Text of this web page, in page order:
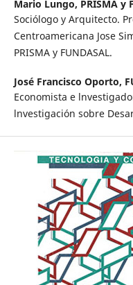
Mario Lungo, PRISMA y
Sociólogo y Arquitecto.
Centroamericana Jose
PRISMA y FUNDASAL.
José Francisco Oporto,
Economista e
lnvestigación sobre